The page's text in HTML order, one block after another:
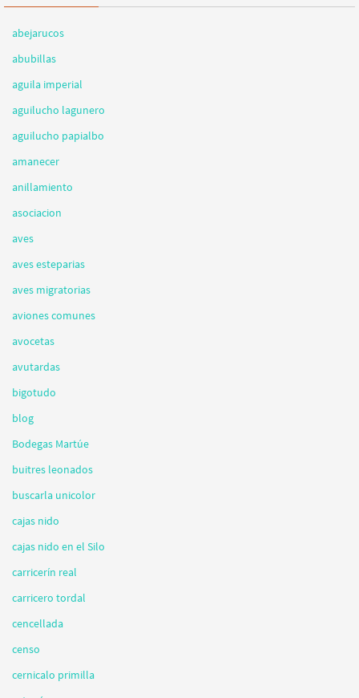
abejarucos
abubillas
aguila imperial
aguilucho lagunero
aguilucho papialbo
amanecer
anillamiento
asociacion
aves
aves esteparias
aves migratorias
aviones comunes
avocetas
avutardas
bigotudo
blog
Bodegas Martúe
buitres leonados
buscarla unicolor
cajas nido
cajas nido en el Silo
carricerín real
carricero tordal
cencellada
censo
cernicalo primilla